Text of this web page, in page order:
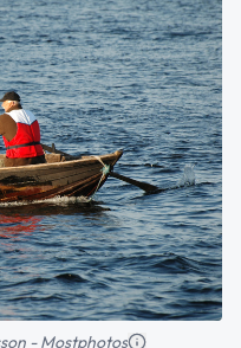
- Mostphotos